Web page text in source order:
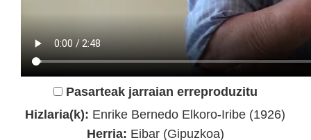
Pasarteak jarraian erreproduzitu
Hizlaria(k): Enrike Bernedo Elkoro-Iribe (1926)
Herria: Eibar (Gipuzkoa)